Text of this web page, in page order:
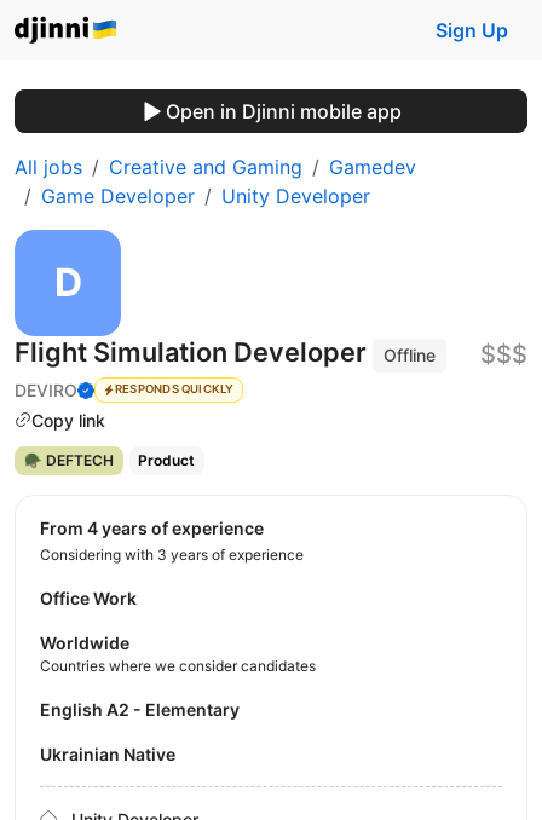
Sign Up
Open in Djinni mobile app
All jobs Creative and Gaming
Gamedev
Game Developer
Unity Developer
Flight Simulation Developer
Offline
DEVIRO
RESPONDS QUICKLY
Copy link
$$$
🪖 DEFTECH Product
from 4 years of experience
Considering with 3 years of experience
Office Work
Worldwide
Countries where we consider candidates
English A2 - Elementary
Ukrainian Native